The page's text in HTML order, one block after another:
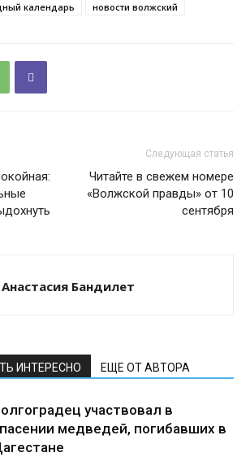
календарь новости волжский
Следующая статья
Читайте в свежем номере
«Волжской правды» от 10
сентября
Анастасия Бандилет
ИНТЕРЕСНО ЕЩЕ ОТ АВТОРА
участвовал в
медведей, погибавших в